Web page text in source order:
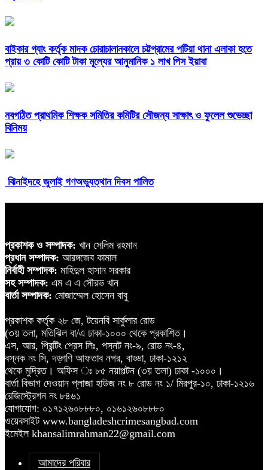
বাইকার গ্যাং কর্তৃক মাদক চোরাচালানকালে চট্টগ্রামের পটিয়া থানা এলাকা হতে
প্রায় ৩ কোটি কোটি টাকা মূল্যের আনুমানিক ১ লাখ পিস ইয়াবা
নবগঠিত প্রাথমিক শিক্ষক সমিতির কমিটির সৌজন্য সাক্ষাৎ ও ফুলেল শুভেচ্ছা
বিনিময়
ঝিনাইদহে জুলাই গণঅভ্যুত্থান দিবস পালিত
প্রকাশক ও সম্পাদক: খান সেলিম রহমান
প্রধান সম্পাদক: আরঙ্গজেব কামাল
নির্বাহী সম্পাদক: মাহিদুল হাসান সরকার
সহ সম্পাদক: এম এ এ সৌরভ খান
বার্তা সম্পাদক: মোজাম্মেল হোসেন বাবু
প্রকাশক কর্তৃক ২৮ জে, টয়েনবি সার্কুলার রোড
(৩য় তলা, মতিঝিল বা/এ ঢাকা-১০০০ থেকে প্রকাশিত।
এস, আর, প্রিন্টিং প্রেস লিঃ, পস্নট নং-৯, রোড নং-৪,
বস্নক নং সি, দড়্গণি আফতাব নগর, বাড্ডা, ঢাকা-১২১২
থেকে মুদ্রিত। অফিস ঃ ৮৫ নয়াপল্টন (৩য় তলা) ঢাকা -১০০০।
বার্তা বিভাগ দেওয়ান প্লাজা হাউজ নং ৮ রোড নং ১/ মিরপুর-১০, ঢাকা-১২১৬
রেজিস্ট্রেশন নং ৮৪৬১
যোগাযোগ: ০১৭১২৬০৮৮৮০, ০১৬১২৬০৮৮৮০
ওয়েবসাইট www.bangladeshcrimesangbad.com
ইমেইল khansalimrahman22@gmail.com
আমাদের পরিবার